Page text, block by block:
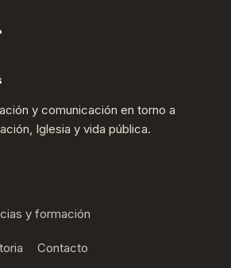
y comunicación en torno a
Iglesia y vida pública.
y formación
Contacto